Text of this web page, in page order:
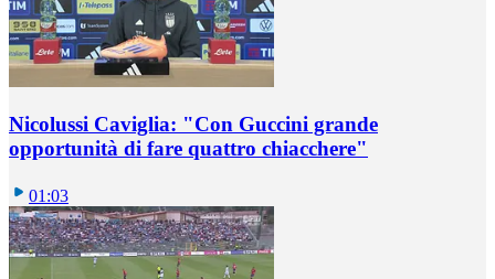
Nicolussi Caviglia: "Con Guccini grande
opportunità di fare quattro chiacchere"
01:03